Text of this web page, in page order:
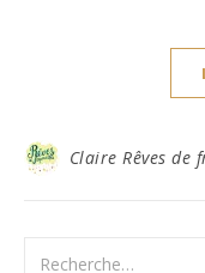
Claire Rêves de